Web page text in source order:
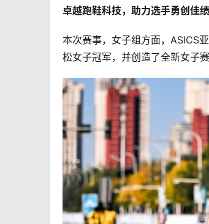
卓越跑鞋科技，助力选手勇创佳绩
本次赛事，女子组方面，ASICS
松女子冠军，并创造了全新女子